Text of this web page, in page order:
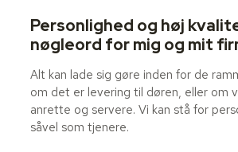
Personlighed og høj
nøgleord for mig og mit
Alt kan lade sig gøre inden for de
om det er levering til døren, eller om
anrette og servere. Vi kan stå for
såvel som tjenere.